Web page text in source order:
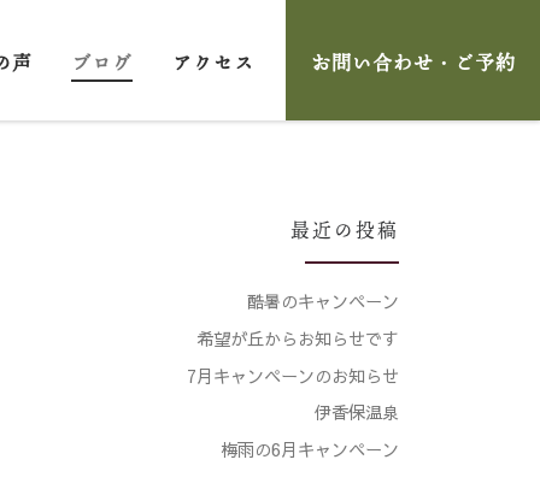
声 ブログ アクセス お問い合わせ・ご予約
最近の投稿
酷暑のキャンペーン
希望が丘からお知らせです
7月キャンペーンのお知らせ
伊香保温泉
梅雨の6月キャンペーン